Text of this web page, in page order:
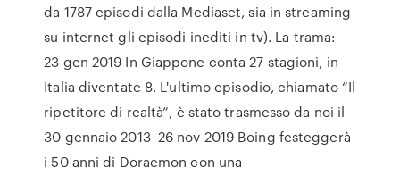
da 1787 episodi dalla Mediaset, sia in streaming
su internet gli episodi inediti in tv). La trama:
23 gen 2019 In Giappone conta 27 stagioni, in
Italia diventate 8. L'ultimo episodio, chiamato “Il
ripetitore di realtà”, è stato trasmesso da noi il
30 gennaio 2013 26 nov 2019 Boing festeggerà
i 50 anni di Doraemon con una